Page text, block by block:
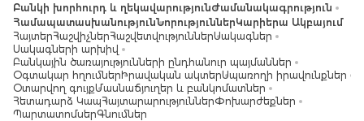
Բանկի խորհուրդ և ղեկավարությունԺամանակագրություն
ՀամապատասխանությունՆորություններԿարիերա Ակբայում
ՀայտերՀաշվիչներՀաշվետվություններՍակագներ
Սակագների արխիվ
Բանկային ծառայությունների ընդհանուր պայմաններ
Օգտակար հղումներԻրավական ակտերՍպառողի իրավունքներ
Օտարվող գույքՄասնաճյուղեր և բանկոմատներ
Հետադարձ ԿապՀայտարարություններՓոխարժեքներ
ՊարտատոմսերԳնումներ